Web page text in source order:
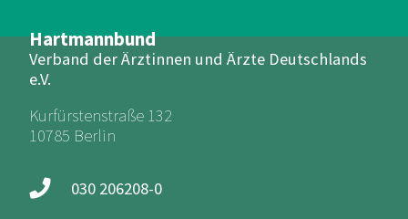
Hartmannbund
Verband der Ärztinnen und Ärzte Deutschlands
e.V.
Kurfürstenstraße 132
10785 Berlin
030 206208-0